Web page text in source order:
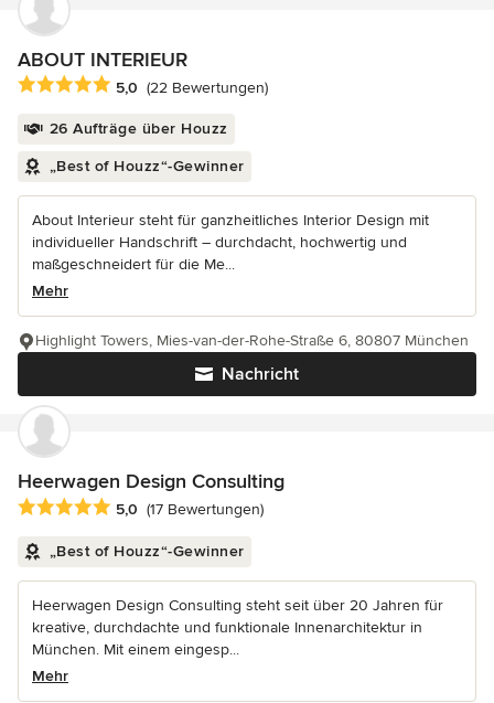
ABOUT INTERIEUR
Durchschnittliche Bewertung: 5 von 5 Sternen
5,0 (22 Bewertungen)
26 Aufträge über Houzz
„Best of Houzz“-Gewinner
About Interieur steht für ganzheitliches Interior Design mit
individueller Handschrift – durchdacht, hochwertig und
maßgeschneidert für die Me...
Mehr
Nachricht
Highlight Towers, Mies-van-der-Rohe-Straße 6, 80807 München
Heerwagen Design Consulting
Durchschnittliche Bewertung: 5 von 5 Sternen
5,0 (17 Bewertungen)
„Best of Houzz“-Gewinner
Heerwagen Design Consulting steht seit über 20 Jahren für
kreative, durchdachte und funktionale Innenarchitektur in
München. Mit einem eingesp...
Mehr